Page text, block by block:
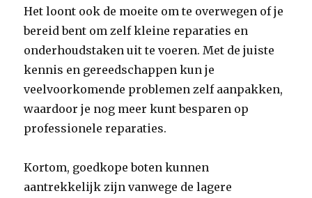
Het loont ook de moeite om te overwegen of je
bereid bent om zelf kleine reparaties en
onderhoudstaken uit te voeren. Met de juiste
kennis en gereedschappen kun je
veelvoorkomende problemen zelf aanpakken,
waardoor je nog meer kunt besparen op
professionele reparaties.
Kortom, goedkope boten kunnen
aantrekkelijk zijn vanwege de lagere